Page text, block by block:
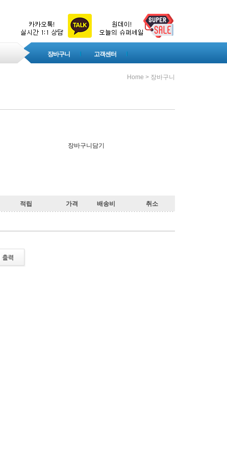
장바구니 고객센터
Home > 장바구니
장바구니담기
적립 가격 배송비 취소